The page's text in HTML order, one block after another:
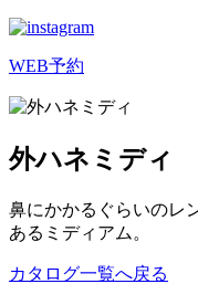
WEB予約
外ハネミディ
鼻にかかるぐらいのレ
あるミディアム。
カタログ一覧へ戻る